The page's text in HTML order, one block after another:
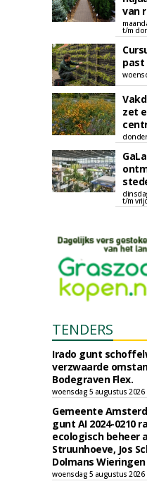
van
t/m
past
zet
t/m
TENDERS
Irado gunt
verzwaarde
Bodegraven Flex.
woensdag 5 augustus 2026
Gemeente
gunt AI 2024-0210
ecologisch beheer
Struunhoeve, Jos
Dolmans Wieringen
woensdag 5 augustus 2026